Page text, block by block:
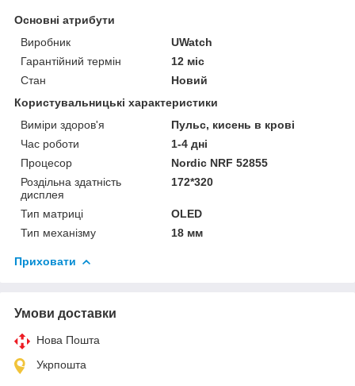
Основні атрибути
Виробник
UWatch
Гарантійний термін
12 міс
Стан
Новий
Користувальницькі характеристики
Виміри здоров'я
Пульс, кисень в крові
Час роботи
1-4 днi
Процесор
Nordic NRF 52855
Роздільна здатність
дисплея
172*320
Тип матриці
OLED
Тип механізму
18 мм
Приховати
Умови доставки
Нова Пошта
Укрпошта